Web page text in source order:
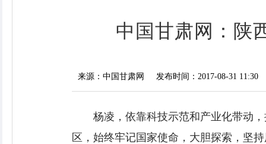
中国甘肃网：陕
来源：中国甘肃网 发布时间：2017-08-31 11:30
杨凌，依靠科技示范和产业化带动
区，始终牢记国家使命，大胆探索，坚